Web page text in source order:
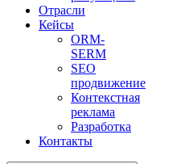
Отрасли
Кейсы
ORM-
SERM
SEO
продвижение
Контекстная
реклама
Разработка
Контакты